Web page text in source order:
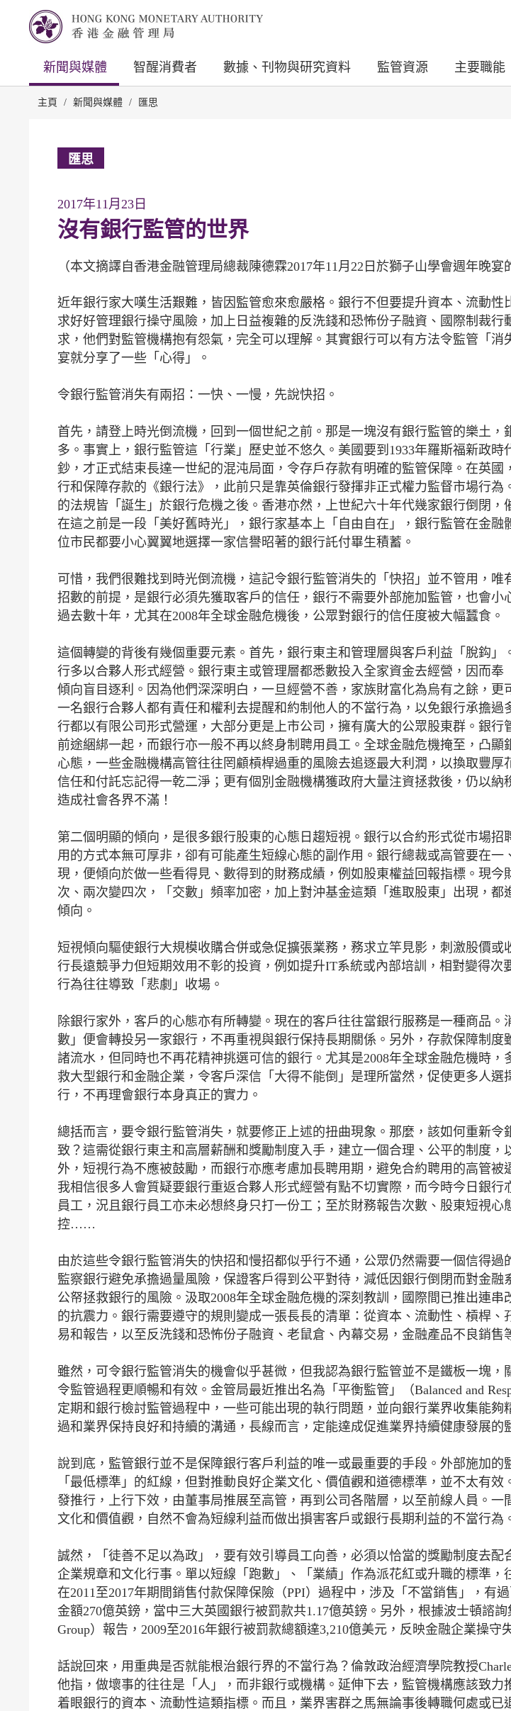
新聞與媒體 智醒消費者 數據、刊物與研究資料 監管資源 主要職能
主頁 / 新聞與媒體 / 匯思
匯思
2017年11月23日
沒有銀行監管的世界
（本文摘譯自香港金融管理局總裁陳德霖2017年11月22日於獅子山學會週年晚宴
近年銀行家大嘆生活艱難，皆因監管愈來愈嚴格。銀行不但要提升資本、流動性
求好好管理銀行操守風險，加上日益複雜的反洗錢和恐怖份子融資、國際制裁行
求，他們對監管機構抱有怨氣，完全可以理解。其實銀行可以有方法令監管「消
宴就分享了一些「心得」。
令銀行監管消失有兩招：一快、一慢，先說快招。
首先，請登上時光倒流機，回到一個世紀之前。那是一塊沒有銀行監管的樂土，
多。事實上，銀行監管這「行業」歷史並不悠久。美國要到1933年羅斯福新政時
鈔，才正式結束長達一世紀的混沌局面，令存戶存款有明確的監管保障。在英國
行和保障存款的《銀行法》，此前只是靠英倫銀行發揮非正式權力監督市場行為
的法規皆「誕生」於銀行危機之後。香港亦然，上世紀六十年代幾家銀行倒閉，
在這之前是一段「美好舊時光」，銀行家基本上「自由自在」，銀行監管在金融
位市民都要小心翼翼地選擇一家信譽昭著的銀行託付畢生積蓄。
可惜，我們很難找到時光倒流機，這記令銀行監管消失的「快招」並不管用，唯
招數的前提，是銀行必須先獲取客戶的信任，銀行不需要外部施加監管，也會小
過去數十年，尤其在2008年全球金融危機後，公眾對銀行的信任度被大幅蠶食。
這個轉變的背後有幾個重要元素。首先，銀行東主和管理層與客戶利益「脫鈎」
行多以合夥人形式經營。銀行東主或管理層都悉數投入全家資金去經營，因而奉
傾向盲目逐利。因為他們深深明白，一旦經營不善，家族財富化為烏有之餘，更
一名銀行合夥人都有責任和權利去提醒和約制他人的不當行為，以免銀行承擔過
行都以有限公司形式營運，大部分更是上市公司，擁有廣大的公眾股東群。銀行
前途綑綁一起，而銀行亦一般不再以終身制聘用員工。全球金融危機掩至，凸顯
心態，一些金融機構高管往往罔顧槓桿過重的風險去追逐最大利潤，以換取豐厚
信任和付託忘記得一乾二淨；更有個別金融機構獲政府大量注資拯救後，仍以納
造成社會各界不滿！
第二個明顯的傾向，是很多銀行股東的心態日趨短視。銀行以合約形式從市場招
用的方式本無可厚非，卻有可能產生短線心態的副作用。銀行總裁或高管要在一
現，便傾向於做一些看得見、數得到的財務成績，例如股東權益回報指標。現今
次、兩次變四次，「交數」頻率加密，加上對沖基金這類「進取股東」出現，都
傾向。
短視傾向驅使銀行大規模收購合併或急促擴張業務，務求立竿見影，刺激股價或
行長遠競爭力但短期效用不彰的投資，例如提升IT系統或內部培訓，相對變得次
行為往往導致「悲劇」收場。
除銀行家外，客戶的心態亦有所轉變。現在的客戶往往當銀行服務是一種商品。
數」便會轉投另一家銀行，不再重視與銀行保持長期關係。另外，存款保障制度
諸流水，但同時也不再花精神挑選可信的銀行。尤其是2008年全球金融危機時，
救大型銀行和金融企業，令客戶深信「大得不能倒」是理所當然，促使更多人選
行，不再理會銀行本身真正的實力。
總括而言，要令銀行監管消失，就要修正上述的扭曲現象。那麼，該如何重新令
致？這需從銀行東主和高層薪酬和獎勵制度入手，建立一個合理、公平的制度，
外，短視行為不應被鼓勵，而銀行亦應考慮加長聘用期，避免合約聘用的高管被
我相信很多人會質疑要銀行重返合夥人形式經營有點不切實際，而今時今日銀行
員工，況且銀行員工亦未必想終身只打一份工；至於財務報告次數、股東短視心
控……
由於這些令銀行監管消失的快招和慢招都似乎行不通，公眾仍然需要一個信得過
監察銀行避免承擔過量風險，保證客戶得到公平對待，減低因銀行倒閉而對金融
公帑拯救銀行的風險。汲取2008年全球金融危機的深刻教訓，國際間已推出連串
的抗震力。銀行需要遵守的規則變成一張長長的清單：從資本、流動性、槓桿、
易和報告，以至反洗錢和恐怖份子融資、老鼠倉、內幕交易，金融產品不良銷售
雖然，可令銀行監管消失的機會似乎甚微，但我認為銀行監管並不是鐵板一塊，
令監管過程更順暢和有效。金管局最近推出名為「平衡監管」（Balanced and
定期和銀行檢討監管過程中，一些可能出現的執行問題，並向銀行業界收集能夠
過和業界保持良好和持續的溝通，長線而言，定能達成促進業界持續健康發展的
說到底，監管銀行並不是保障銀行客戶利益的唯一或最重要的手段。外部施加的
「最低標準」的紅線，但對推動良好企業文化、價值觀和道德標準，並不太有
發推行，上行下效，由董事局推展至高管，再到公司各階層，以至前線人員。一
文化和價值觀，自然不會為短線利益而做出損害客戶或銀行長期利益的不當行為
誠然，「徒善不足以為政」，要有效引導員工向善，必須以恰當的獎勵制度去配
企業規章和文化行事。單以短線「跑數」、「業績」作為派花紅或升職的標準，
在2011至2017年期間銷售付款保障保險（PPI）過程中，涉及「不當銷售」，有
金額270億英鎊，當中三大英國銀行被罰款共1.17億英鎊。另外，根據波士頓諮詢
Group）報告，2009至2016年銀行被罰款總額達3,210億美元，反映金融企業操守
話說回來，用重典是否就能根治銀行界的不當行為？倫敦政治經濟學院教授
他指，做壞事的往往是「人」，而非銀行或機構。延伸下去，監管機構應該致力
着眼銀行的資本、流動性這類指標。而且，業界害群之馬無論事後轉職何處或已